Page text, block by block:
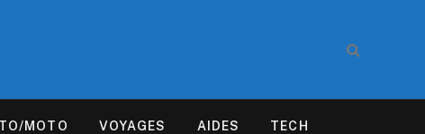
MOTO VOYAGES AIDES TECH